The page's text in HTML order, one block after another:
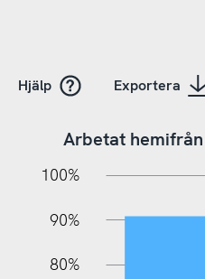
Hjälp Exportera
Arbetat
100%
90%
80%